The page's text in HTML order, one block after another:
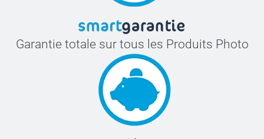
Garantie totale sur tous les Produits Photo